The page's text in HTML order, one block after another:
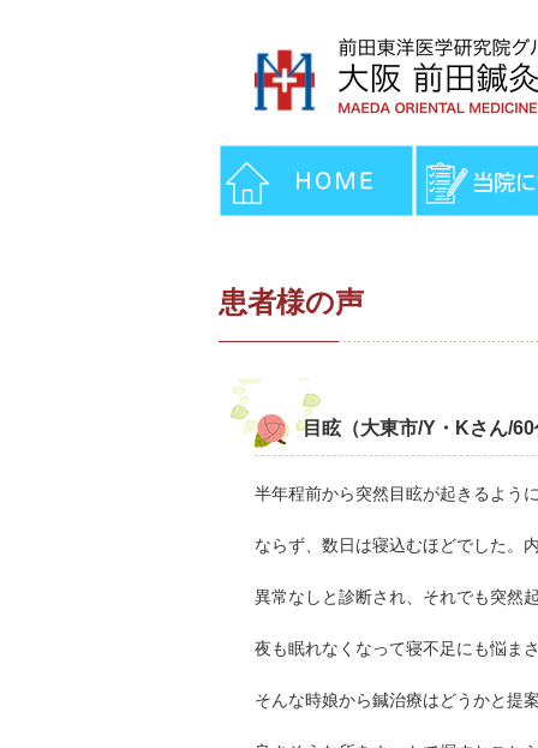
患者様の声
目眩（大東市/Y・Kさん/
半年程前から突然目眩が起きるよう
ならず、数日は寝込むほどでした。
異常なしと診断され、それでも突然
夜も眠れなくなって寝不足にも悩ま
そんな時娘から鍼治療はどうかと提